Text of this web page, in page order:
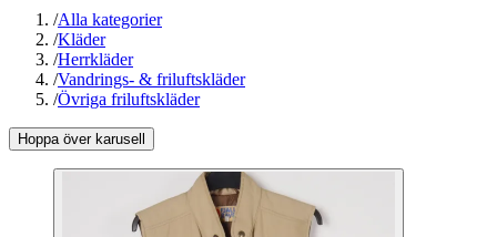
/Alla kategorier
/Kläder
/Herrkläder
/Vandrings- & friluftskläder
/Övriga friluftskläder
Hoppa över karusell